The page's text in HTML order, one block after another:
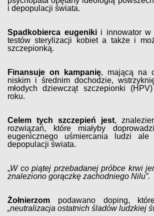
i depopulacji świata.
Spadkobierca eugeniki i innowator w
testów sterylizacji kobiet a także i
szczepionką.
Finansuje on kampanię, mającą na
niskim i średnim dochodzie,
młodych dziewcząt szczepionki
roku.
Celem tych szczepień jest,
rozwiązań, które miałyby
eugenicznego uśmiercania ludzi
depopulacji świata.
„W co piątej przebadanej próbce krwi
znaleziono gorączkę zachodniego Nilu”.
Żołnierzom podawano doping,
„neutralizacja ostatnich śladów ludzkiej